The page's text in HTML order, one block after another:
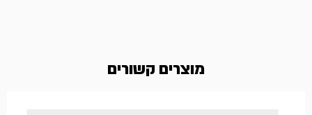
מוצרים קשורים